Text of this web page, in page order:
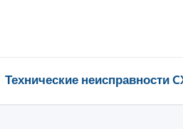
Технические неисправности